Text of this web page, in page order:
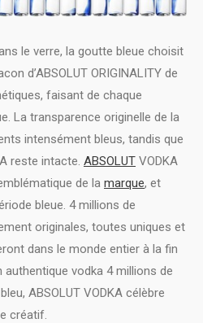
le verre, la goutte bleue choisit
d’ABSOLUT ORIGINALITY de
faisant de chaque
La transparence originelle de la
intensément bleus, tandis que
reste intacte. ABSOLUT VODKA
de la marque, et
bleue. 4 millions de
originales, toutes uniques et
dans le monde entier à la fin
authentique vodka 4 millions de
ABSOLUT VODKA célèbre
créatif.